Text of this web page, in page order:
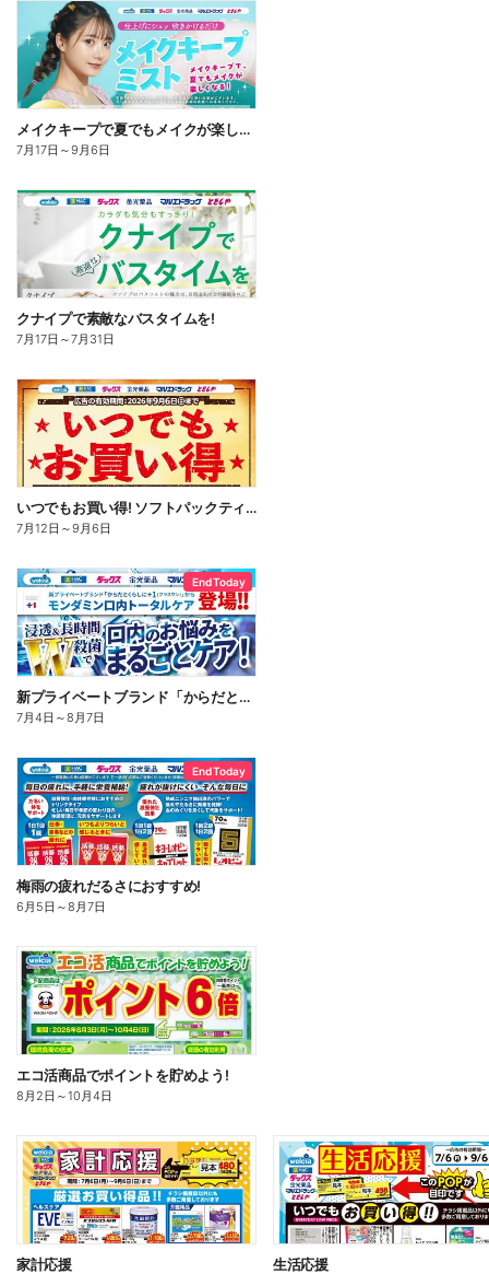
メイクキープで夏でもメイクが楽しくなる!
7月17日 ～9月6日
クナイプで素敵なバスタイムを!
7月17日 ～7月31日
いつでもお買い得! ソフトパックティッシュ
7月12日 ～9月6日
End Today
新プライベートブランド「からだとくらしに+1(プラスワン)」よりモンダミン口内トータルケア登場!
7月4日 ～8月7日
End Today
梅雨の疲れだるさにおすすめ!
6月5日 ～8月7日
エコ活商品でポイントを貯めよう!
8月2日 ～10月4日
家計応援 生活応援